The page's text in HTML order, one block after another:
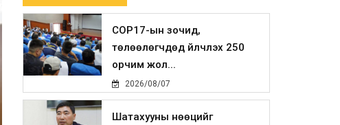
COP17-ын зочид,
төлөөлөгчдөд үйлчлэх 250
орчим жол...
2026/08/07
Шатахууны нөөцийг